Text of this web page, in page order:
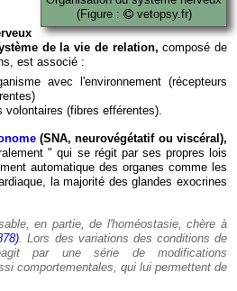
(Figure :
vetopsy.fr)
de la vie de relation, composé de
est associé :
avec l'environnement (récepteurs
volontaires (fibres efférentes).
(SNA, neurovégétatif ou viscéral),
" qui se régit par ses propres lois
automatique des organes comme les
la majorité des glandes exocrines
en partie, de l'homéostasie, chère à
. Lors des variations des conditions de
par une série de modifications
comportementales, qui lui permettent de